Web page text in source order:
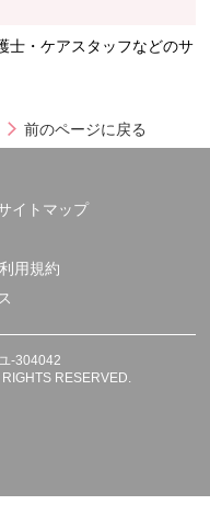
士・ケアスタッフなどのサ
前のページに戻る
イトマップ
利用規約
-304042
RESERVED.